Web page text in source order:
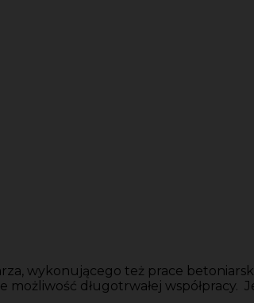
wykonującego też prace
długotrwałej współpracy.